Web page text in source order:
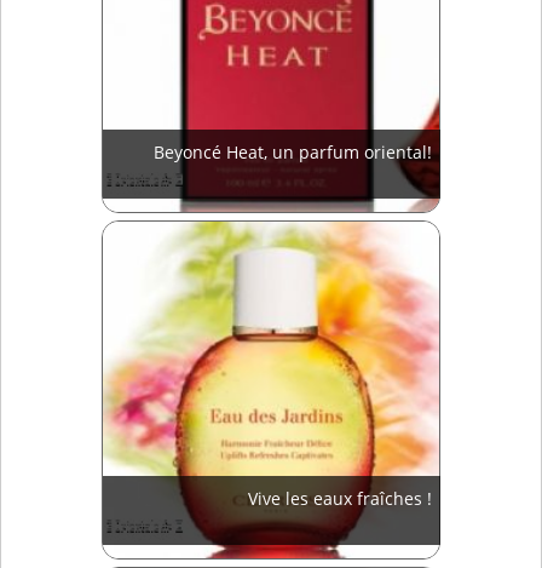
Beyoncé Heat, un parfum oriental!
Vive les eaux fraîches !